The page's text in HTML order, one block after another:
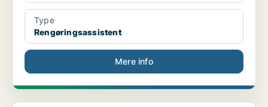
Type
Rengøringsassistent
Mere info